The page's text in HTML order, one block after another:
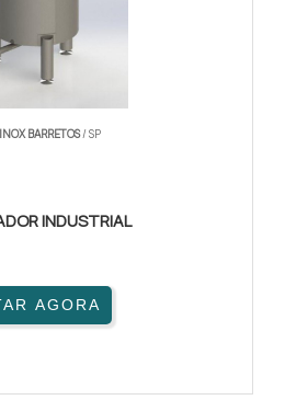
BARRETOS/ SP
INDUSTRIAL
AGORA